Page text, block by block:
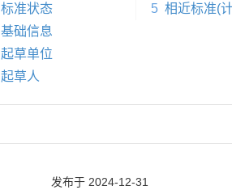
标准状态
基础信息
起草单位
起草人
5 相近标准(
发布于 2024-12-31